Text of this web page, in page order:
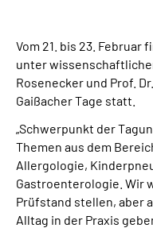
Suche
Vom 21. bis 23. Februar
unter
Rosenecker und Prof.
Gaißacher Tage statt.
„Schwerpunkt der
Themen aus dem
Allergologie,
Gastroenterologie. Wir
Prüfstand stellen, aber
Alltag in der Praxis